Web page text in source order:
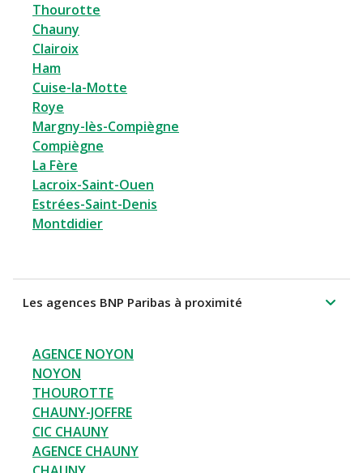
Thourotte
Chauny
Clairoix
Ham
Cuise-la-Motte
Roye
Margny-lès-Compiègne
Compiègne
La Fère
Lacroix-Saint-Ouen
Estrées-Saint-Denis
Montdidier
Les agences BNP Paribas à proximité
AGENCE NOYON
NOYON
THOUROTTE
CHAUNY-JOFFRE
CIC CHAUNY
AGENCE CHAUNY